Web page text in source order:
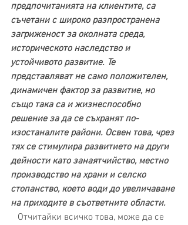
предпочитанията на клиентите, са
съчетани с широко разпространена
загриженост за околната среда,
историческото наследство и
устойчивото развитие. Те
представляват не само положителен,
динамичен фактор за развитие, но
също така са и жизнеспособно
решение за да се съхранят по-
изостаналите райони. Освен това, чрез
тях се стимулира развитието на други
дейности като занаятчийство, местно
производство на храни и селско
стопанство, което води до увеличаване
на приходите в съответните области.